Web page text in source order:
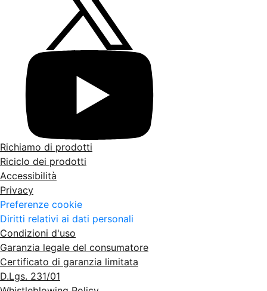
Richiamo di prodotti
Riciclo dei prodotti
Accessibilità
Privacy
Preferenze cookie
Diritti relativi ai dati personali
Condizioni d'uso
Garanzia legale del consumatore
Certificato di garanzia limitata
D.Lgs. 231/01